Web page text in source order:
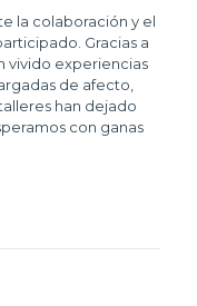
la colaboración y el
Gracias a
vivido experiencias
de afecto,
han dejado
con ganas